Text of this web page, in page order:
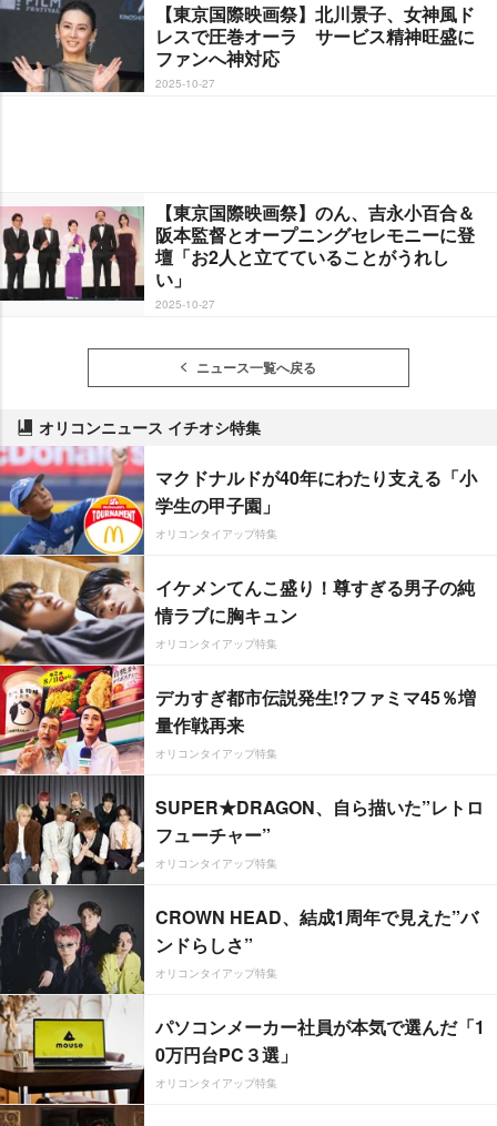
【東京国際映画祭】北川景子、女神風ド
レスで圧巻オーラ サービス精神旺盛に
ファンへ神対応
2025-10-27
【東京国際映画祭】のん、吉永小百合＆
阪本監督とオープニングセレモニーに登
壇「お2人と立てていることがうれし
い」
2025-10-27
ニュース一覧へ戻る
オリコンニュース イチオシ特集
マクドナルドが40年にわたり支える「小
学生の甲子園」
オリコンタイアップ特集
イケメンてんこ盛り！尊すぎる男子の純
情ラブに胸キュン
オリコンタイアップ特集
デカすぎ都市伝説発生!?ファミマ45％増
量作戦再来
オリコンタイアップ特集
SUPER★DRAGON、自ら描いた”レトロ
フューチャー”
オリコンタイアップ特集
CROWN HEAD、結成1周年で見えた”バ
ンドらしさ”
オリコンタイアップ特集
パソコンメーカー社員が本気で選んだ「1
0万円台PC３選」
オリコンタイアップ特集